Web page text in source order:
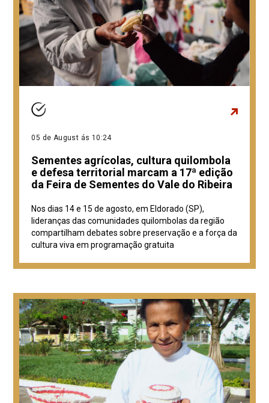
05 de August ás 10:24
Sementes agrícolas, cultura quilombola
e defesa territorial marcam a 17ª edição
da Feira de Sementes do Vale do Ribeira
Nos dias 14 e 15 de agosto, em Eldorado (SP),
lideranças das comunidades quilombolas da região
compartilham debates sobre preservação e a força da
cultura viva em programação gratuita